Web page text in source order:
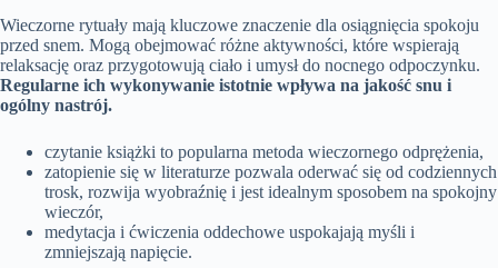
Wieczorne rytuały mają kluczowe znaczenie dla osiągnięcia spokoju
przed snem. Mogą obejmować różne aktywności, które wspierają
relaksację oraz przygotowują ciało i umysł do nocnego odpoczynku.
Regularne ich wykonywanie istotnie wpływa na jakość snu i
ogólny nastrój.
czytanie książki to popularna metoda wieczornego odprężenia,
zatopienie się w literaturze pozwala oderwać się od codziennych
trosk, rozwija wyobraźnię i jest idealnym sposobem na spokojny
wieczór,
medytacja i ćwiczenia oddechowe uspokajają myśli i
zmniejszają napięcie.